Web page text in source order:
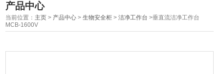
产品中心
当前位置： 主页 > 产品中心 >生物安全柜 >洁净工作台 >垂直流洁净工作台
MCB-1600V